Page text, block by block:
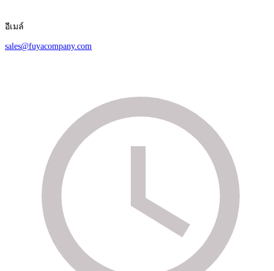
อีเมล์
sales@fuyacompany.com